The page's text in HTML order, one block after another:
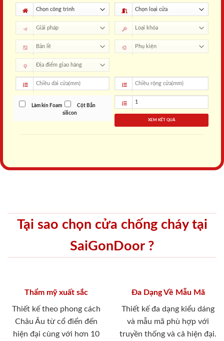
Giảm giá lên đến khi thiết kế lắp đặt trọn gói.
Tặng phụ kiện, giao miễn phí nội thành HCM (trên 4 bộ).
Làm kín Foam
Cột Bắn
silicon
XEM KẾT QUẢ
Tại sao chọn cửa chống cháy tại
SaiGonDoor ?
Thẩm mỹ xuất sắc
Thiết kế theo phong cách
Châu Âu từ cổ điển đến
hiện đại cùng với hơn 10
Đa Dạng Về Mẫu Mã
Thiết kế đa dạng kiểu dáng
và mẫu mã phù hợp với
truyền thống và cả hiện đại.